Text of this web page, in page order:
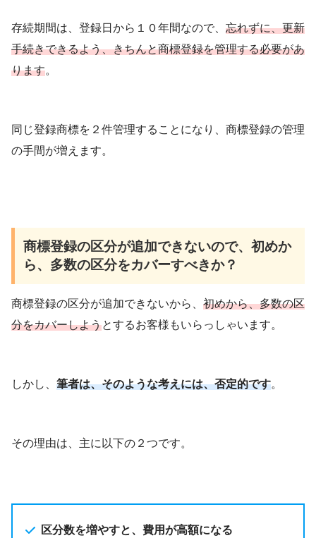
存続期間は、登録日から１０年間なので、 忘れずに、更新
手続きできるよう、きちんと商標登録を管理する必要があ
ります。
同じ登録商標を２件管理することになり、商標登録の管理
の手間が増えます。
商標登録の区分が追加できないので、初めか
ら、多数の区分をカバーすべきか？
商標登録の区分が追加できないから、 初めから、多数の区
分をカバーしようとするお客様もいらっしゃいます。
しかし、 筆者は、そのような考えには、否定的です。
その理由は、主に以下の２つです。
区分数を増やすと、費用が高額になる